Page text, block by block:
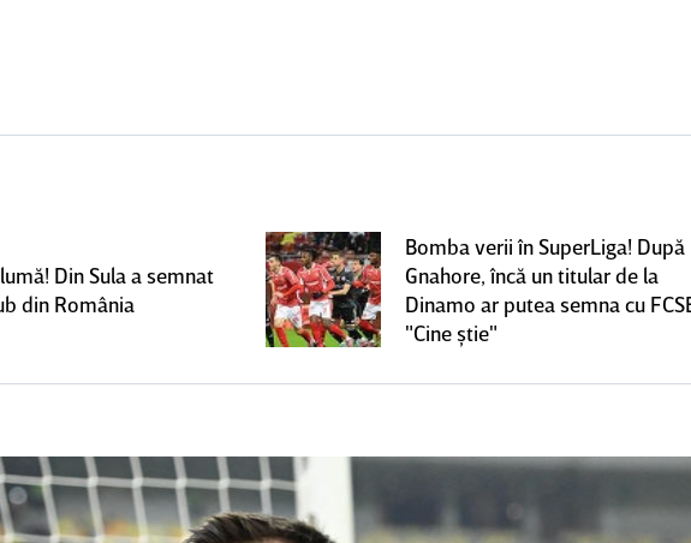
Din Sula a semnat
din România
Bomba verii în SuperLiga! După
Gnahore, încă un titular de la
Dinamo ar putea semna cu
"Cine ştie"